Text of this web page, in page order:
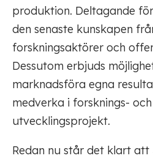
produktion. Deltagande
den senaste kunskapen
forskningsaktörer och
Dessutom erbjuds
marknadsföra egna
medverka i forsknings- och
utvecklingsprojekt.
Redan nu står det klart att